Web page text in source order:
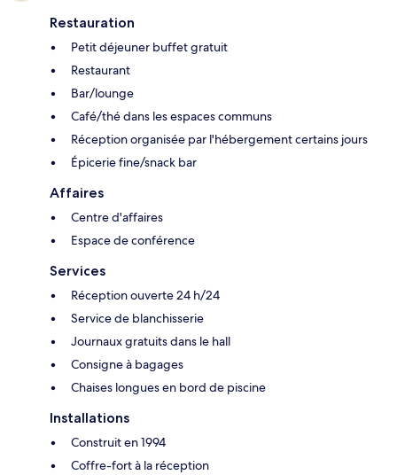
Restauration
Petit déjeuner buffet gratuit
Restaurant
Bar/lounge
Café/thé dans les espaces communs
Réception organisée par l'hébergement certains jours
Épicerie fine/snack bar
Affaires
Centre d'affaires
Espace de conférence
Services
Réception ouverte 24 h/24
Service de blanchisserie
Journaux gratuits dans le hall
Consigne à bagages
Chaises longues en bord de piscine
Installations
Construit en 1994
Coffre-fort à la réception